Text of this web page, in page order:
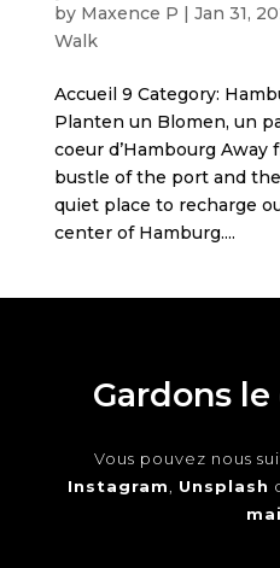
by Maxence P | Jan 31,
Walk
Accueil 9 Category:
Planten un Blomen, un
coeur d’Hambourg
bustle of the port and
quiet place to recharge
center of Hamburg....
Gardons
Vous pouvez nous
Instagram
Unsplash